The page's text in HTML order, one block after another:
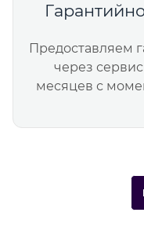
Предоставляем
через
месяцев с